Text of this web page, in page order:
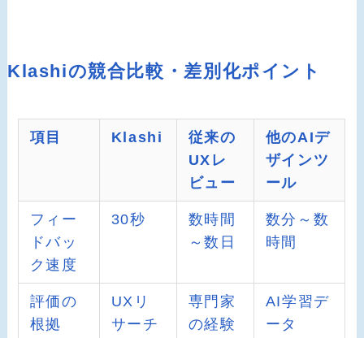
Klashiの競合比較・差別化ポイント
項目 Klashi
従来の
UXレ
ビュー
他のAIデ
ザインツ
ール
フィー
ドバッ
ク速度
30秒
数時間
～数日
数分～数
時間
評価の
根拠
UXリ
サーチ
専門家
の経験
AI学習デ
ータ